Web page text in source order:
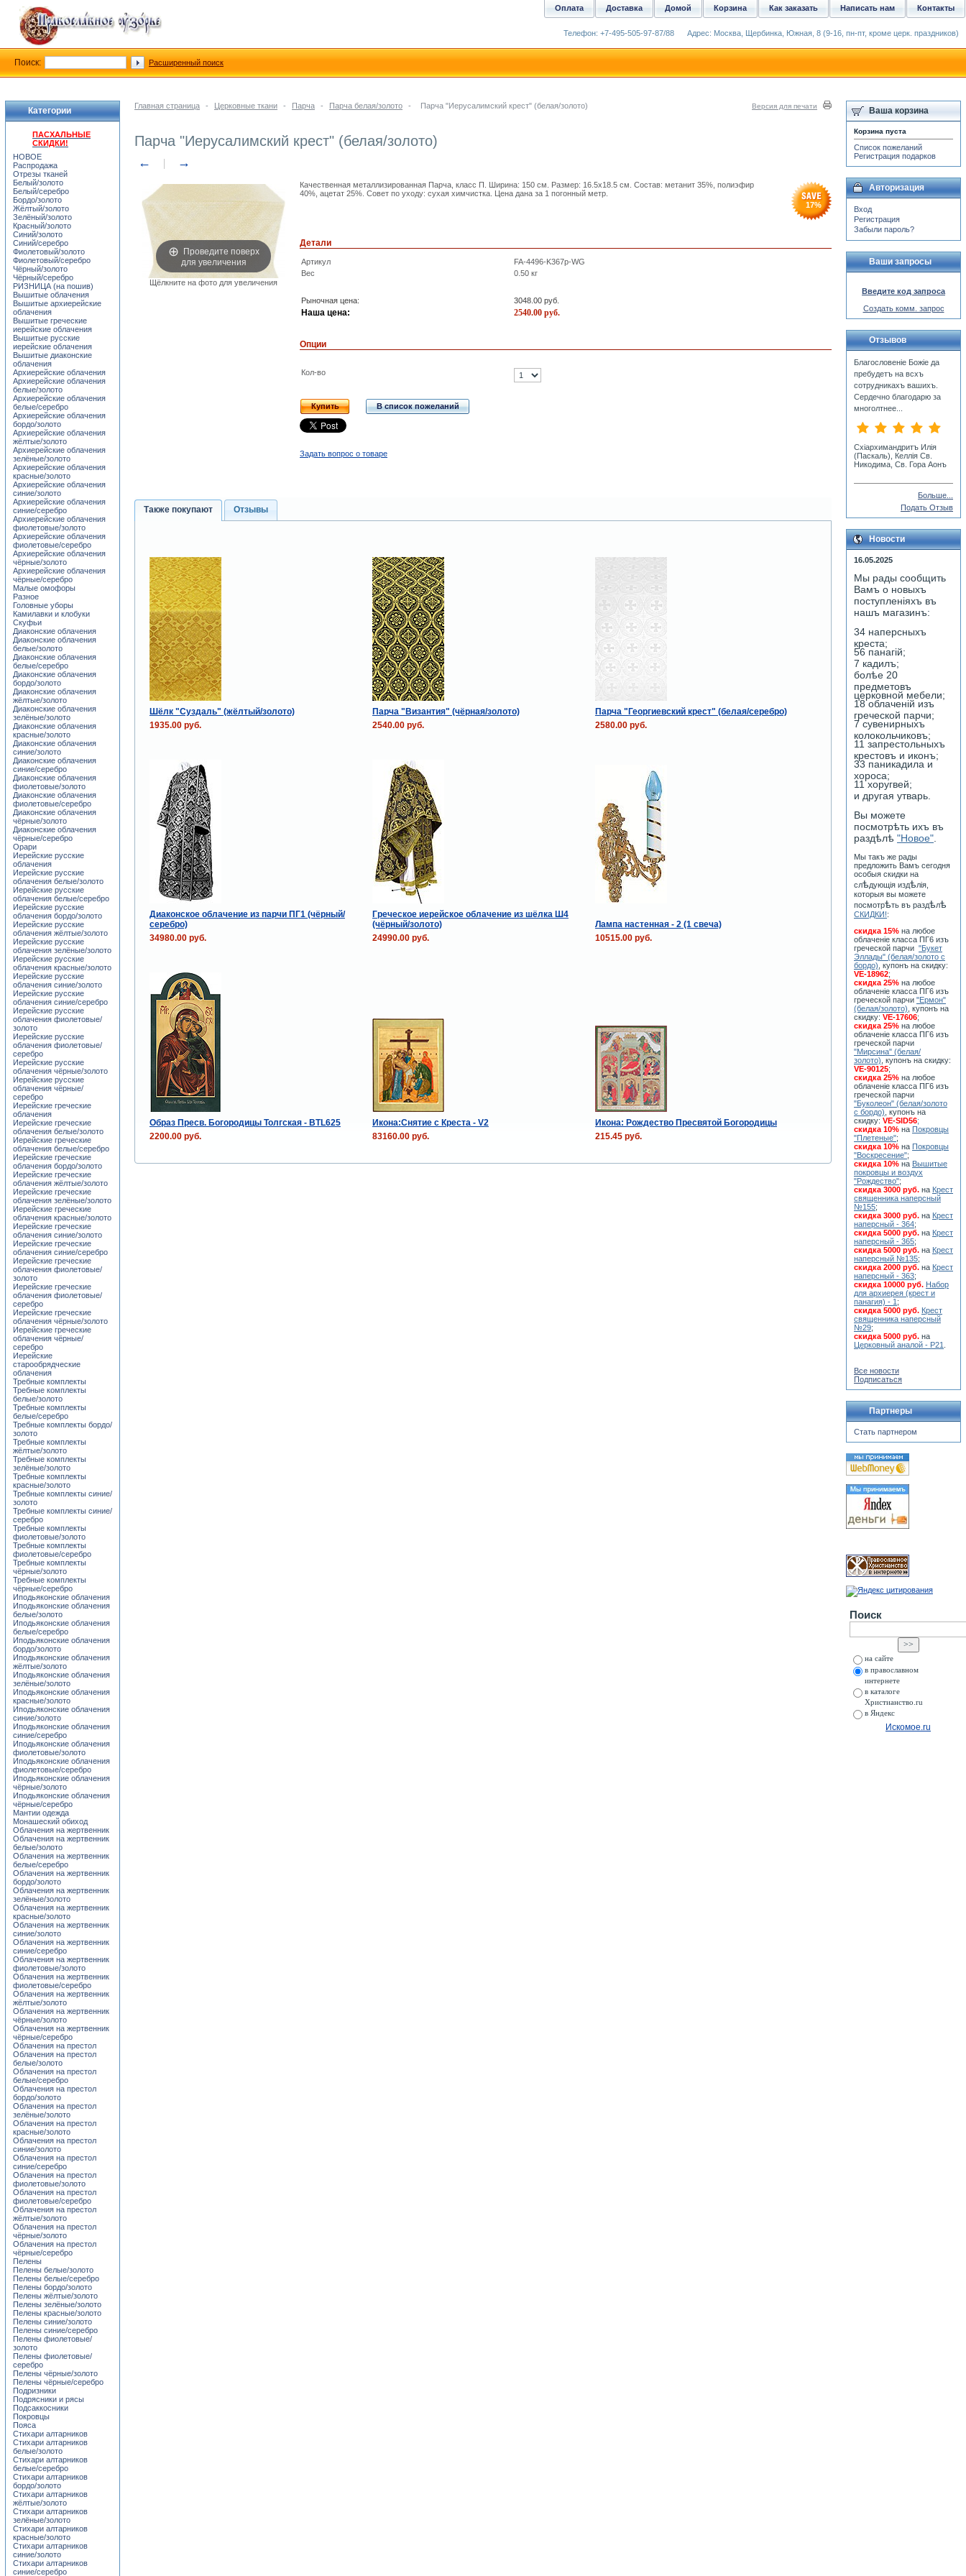
Главная страница - Церковные ткани - Парча - Парча белая/золото - Парча "Иерусалимский крест" (белая/золото) Версия для печати
Парча "Иерусалимский крест" (белая/золото)
← →
Проведите поверх
для увеличения
Щёлкните на фото для увеличения
Качественная металлизированная Парча, класс П. Ширина: 150 см. Размер: 16.5x18.5 см. Состав: метанит 35%, полиэфир
40%, ацетат 25%. Совет по уходу: сухая химчистка. Цена дана за 1 погонный метр.
17%
Детали
Артикул
FA-4496-K367p-WG
Вес
0.50 кг
Рыночная цена: 3048.00 руб.
Наша цена: 2540.00 руб.
Опции
Кол-во
Купить В список пожеланий
Задать вопрос о товаре
Также покупают Отзывы
Шёлк "Суздаль" (жёлтый/золото) Парча "Византия" (чёрная/золото)
Парча "Георгиевский крест" (белая/серебро)
1935.00 руб.
2540.00 руб. 2580.00 руб.
Диаконское облачение из парчи ПГ1 (чёрный/
серебро)
Греческое иерейское облачение из шёлка Ш4
(чёрный/золото)
Лампа настенная - 2 (1 свеча)
34980.00 руб.
24990.00 руб. 10515.00 руб.
Образ Пресв. Богородицы Толгская - BTL625 Икона:Снятие с Креста - V2
Икона: Рождество Пресвятой Богородицы
2200.00 руб.
83160.00 руб. 215.45 руб.
Категории
ПАСХАЛЬНЫЕ
СКИДКИ!
НОВОЕ
Распродажа
Отрезы тканей
Белый/золото
Белый/серебро
Бордо/золото
Жёлтый/золото
Зелёный/золото
Красный/золото
Синий/золото
Синий/серебро
Фиолетовый/золото
Фиолетовый/серебро
Чёрный/золото
Чёрный/серебро
РИЗНИЦА (на пошив)
Вышитые облачения
Вышитые архиерейские
облачения
Вышитые греческие
иерейские облачения
Вышитые русские
иерейские облачения
Вышитые диаконские
облачения
Архиерейские облачения
Архиерейские облачения
белые/золото
Архиерейские облачения
белые/серебро
Архиерейские облачения
бордо/золото
Архиерейские облачения
жёлтые/золото
Архиерейские облачения
зелёные/золото
Архиерейские облачения
красные/золото
Архиерейские облачения
синие/золото
Архиерейские облачения
синие/серебро
Архиерейские облачения
фиолетовые/золото
Архиерейские облачения
фиолетовые/серебро
Архиерейские облачения
чёрные/золото
Архиерейские облачения
чёрные/серебро
Малые омофоры
Разное
Головные уборы
Камилавки и клобуки
Скуфьи
Диаконские облачения
Диаконские облачения
белые/золото
Диаконские облачения
белые/серебро
Диаконские облачения
бордо/золото
Диаконские облачения
жёлтые/золото
Диаконские облачения
зелёные/золото
Диаконские облачения
красные/золото
Диаконские облачения
синие/золото
Диаконские облачения
синие/серебро
Диаконские облачения
фиолетовые/золото
Диаконские облачения
фиолетовые/серебро
Диаконские облачения
чёрные/золото
Диаконские облачения
чёрные/серебро
Орари
Иерейские русские
облачения
Иерейские русские
облачения белые/золото
Иерейские русские
облачения белые/серебро
Иерейские русские
облачения бордо/золото
Иерейские русские
облачения жёлтые/золото
Иерейские русские
облачения зелёные/золото
Иерейские русские
облачения красные/золото
Иерейские русские
облачения синие/золото
Иерейские русские
облачения синие/серебро
Иерейские русские
облачения фиолетовые/
золото
Иерейские русские
облачения фиолетовые/
серебро
Иерейские русские
облачения чёрные/золото
Иерейские русские
облачения чёрные/
серебро
Иерейские греческие
облачения
Иерейские греческие
облачения белые/золото
Иерейские греческие
облачения белые/серебро
Иерейские греческие
облачения бордо/золото
Иерейские греческие
облачения жёлтые/золото
Иерейские греческие
облачения зелёные/золото
Иерейские греческие
облачения красные/золото
Иерейские греческие
облачения синие/золото
Иерейские греческие
облачения синие/серебро
Иерейские греческие
облачения фиолетовые/
золото
Иерейские греческие
облачения фиолетовые/
серебро
Иерейские греческие
облачения чёрные/золото
Иерейские греческие
облачения чёрные/
серебро
Иерейские
старообрядческие
облачения
Требные комплекты
Требные комплекты
белые/золото
Требные комплекты
белые/серебро
Требные комплекты бордо/
золото
Требные комплекты
жёлтые/золото
Требные комплекты
зелёные/золото
Требные комплекты
красные/золото
Требные комплекты синие/
золото
Требные комплекты синие/
серебро
Требные комплекты
фиолетовые/золото
Требные комплекты
фиолетовые/серебро
Требные комплекты
чёрные/золото
Требные комплекты
чёрные/серебро
Иподьяконские облачения
Иподьяконские облачения
белые/золото
Иподьяконские облачения
белые/серебро
Иподьяконские облачения
бордо/золото
Иподьяконские облачения
жёлтые/золото
Иподьяконские облачения
зелёные/золото
Иподьяконские облачения
красные/золото
Иподьяконские облачения
синие/золото
Иподьяконские облачения
синие/серебро
Иподьяконские облачения
фиолетовые/золото
Иподьяконские облачения
фиолетовые/серебро
Иподьяконские облачения
чёрные/золото
Иподьяконские облачения
чёрные/серебро
Мантии одежда
Монашеский обиход
Облачения на жертвенник
Облачения на жертвенник
белые/золото
Облачения на жертвенник
белые/серебро
Облачения на жертвенник
бордо/золото
Облачения на жертвенник
зелёные/золото
Облачения на жертвенник
красные/золото
Облачения на жертвенник
синие/золото
Облачения на жертвенник
синие/серебро
Облачения на жертвенник
фиолетовые/золото
Облачения на жертвенник
фиолетовые/серебро
Облачения на жертвенник
жёлтые/золото
Облачения на жертвенник
чёрные/золото
Облачения на жертвенник
чёрные/серебро
Облачения на престол
Облачения на престол
белые/золото
Облачения на престол
белые/серебро
Облачения на престол
бордо/золото
Облачения на престол
зелёные/золото
Облачения на престол
красные/золото
Облачения на престол
синие/золото
Облачения на престол
синие/серебро
Облачения на престол
фиолетовые/золото
Облачения на престол
фиолетовые/серебро
Облачения на престол
жёлтые/золото
Облачения на престол
чёрные/золото
Облачения на престол
чёрные/серебро
Пелены
Пелены белые/золото
Пелены белые/серебро
Пелены бордо/золото
Пелены жёлтые/золото
Пелены зелёные/золото
Пелены красные/золото
Пелены синие/золото
Пелены синие/серебро
Пелены фиолетовые/
золото
Пелены фиолетовые/
серебро
Пелены чёрные/золото
Пелены чёрные/серебро
Подризники
Подрясники и рясы
Подсаккосники
Покровцы
Пояса
Стихари алтарников
Стихари алтарников
белые/золото
Стихари алтарников
белые/серебро
Стихари алтарников
бордо/золото
Стихари алтарников
жёлтые/золото
Стихари алтарников
зелёные/золото
Стихари алтарников
красные/золото
Стихари алтарников
синие/золото
Стихари алтарников
синие/серебро
Ваша корзина
Корзина пуста
Список пожеланий
Регистрация подарков
Авторизация
Вход
Регистрация
Забыли пароль?
Ваши запросы
Введите код запроса
Создать комм. запрос
Отзывов
Благословеніе Божіе да
пребудетъ на всхъ
сотрудникахъ вашихъ.
Сердечно благодарю за
многолтнее...
Схiархимандритъ Илiя
(Паскаль), Келлiя Св.
Никодима, Св. Гора Аонъ
Больше...
Подать Отзыв
Новости
16.05.2025
Мы рады сообщить
Вамъ о новыхъ
поступленiяхъ въ
нашъ магазинъ:
34 наперсныхъ
креста;
56 панагiй;
7 кадилъ;
болѣе 20
предметовъ
церковной мебели;
18 облаченiй изъ
греческой парчи;
7 сувенирныхъ
колокольчиковъ;
11 запрестольныхъ
крестовъ и иконъ;
33 паникадила и
хороса;
11 хоругвей;
и другая утварь.
Вы можете
посмотрѣть ихъ въ
раздѣлѣ "Новое"
Мы такъ же рады
предложить Вамъ сегодня
особыя скидки на
слѣдующiя издѣлiя,
которыя вы можете
посмотрѣть въ раздѣлѣ
СКИДКИ!:
скидка 15% на любое
облаченiе класса ПГ6 изъ
греческой парчи "Букет
Эллады" (белая/золото с
бордо) , купонъ на скидку:
VE-18962;
скидка 25% на любое
облаченiе класса ПГ6 изъ
греческой парчи "Ермон"
(белая/золото) , купонъ на
скидку: VE-17606;
скидка 25% на любое
облаченiе класса ПГ6 изъ
греческой парчи
"Мирсина" (белая/
золото) , купонъ на скидку:
VE-90125;
скидка 25% на любое
облаченiе класса ПГ6 изъ
греческой парчи
"Буколеон" (белая/золото
с бордо) , купонъ на
скидку: VE-SID56;
скидка 10% на Покровцы
"Плетеные";
скидка 10% на Покровцы
"Воскресение";
скидка 10% на Вышитые
покровцы и воздух
"Рождество";
скидка 3000 руб. на Крест
священника наперсный
№155;
скидка 3000 руб. на Крест
наперсный - 364;
скидка 5000 руб. на Крест
наперсный - 365;
скидка 5000 руб. на Крест
наперсный №135;
скидка 2000 руб. на Крест
наперсный - 363;
скидка 10000 руб. Набор
для архиерея (крест и
панагия) - 1 ;
скидка 5000 руб. Крест
священника наперсный
№29;
скидка 5000 руб. на
Церковный аналой - Р21
Все новости
Подписаться
Партнеры
Стать партнером
Поиск
на сайте
в православном
интернете
в каталоге
Христианство.ru
в Яндекс
Искомое.ru
Контакты
Написать нам
Как заказать
Корзина
Домой
Доставка
Оплата
Телефон: +7-495-505-97-87/88 Адрес: Москва, Щербинка, Южная, 8 (9-16, пн-пт, кроме церк. праздников)
Поиск: Расширенный поиск